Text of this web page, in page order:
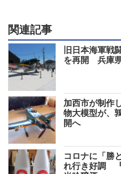
関連記事
旧日本海軍戦
を再開 兵庫
加西市が制作
物大模型が、
開へ
コロナに「勝
れ行き好調